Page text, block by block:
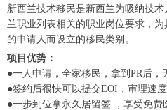
新西兰技术移民是新西兰为吸纳技
兰职业列表相关的职业岗位要求，
的申请人而设立的移民类别。
项目优势：
●一人申请，全家移民，拿到PR后，
●签约后很快可以提交EOI，审理速度
●一步到位拿永久居留签 ，享受免费